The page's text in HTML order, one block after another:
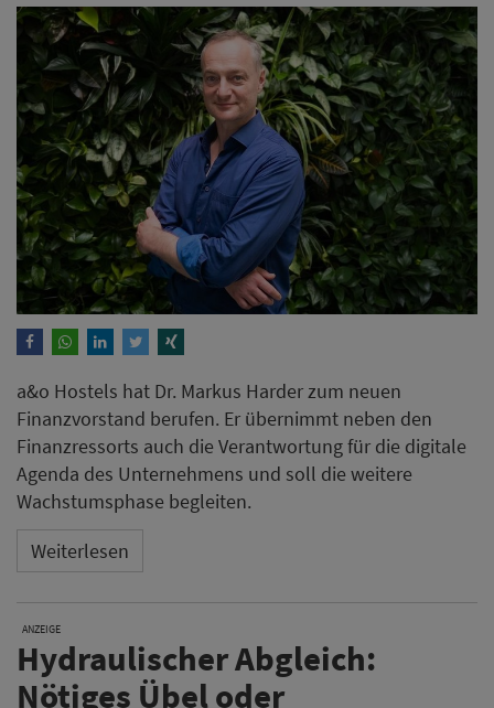
a&o Hostels hat Dr. Markus Harder zum neuen
Finanzvorstand berufen. Er übernimmt neben den
Finanzressorts auch die Verantwortung für die digitale
Agenda des Unternehmens und soll die weitere
Wachstumsphase begleiten.
Weiterlesen
ANZEIGE
Hydraulischer Abgleich:
Nötiges Übel oder
Energiespar-Trick?